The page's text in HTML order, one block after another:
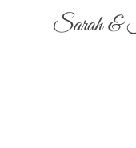
Sarah &